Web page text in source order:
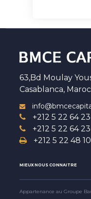
63,Bd Moulay
Casablanca,
+212 5 22 64 23
+212 5 22 64
+212 5 22 48
MIEUX NOUS CONNAITRE
Appartenance au Groupe